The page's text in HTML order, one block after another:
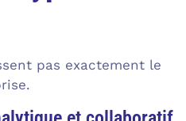
pas exactement le